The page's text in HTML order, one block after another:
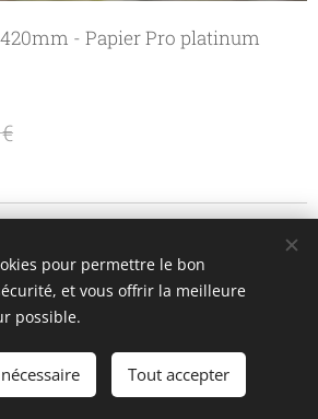
- Papier Pro platinum
AJOUTER AU PANIER
parWebnode Cookies
pour permettre le bon
et vous offrir la meilleure
possible.
Tout accepter